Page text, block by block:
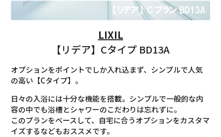
LIXIL
【リデア】Cタイプ BD13A
オプションをポイントでしか入れ込まず、シンプルで人気
の高い【Cタイプ】。
日々の入浴には十分な機能を搭載。シンプルで一般的な内
容の中でも浴槽とシャワーのこだわりは忘れずに。
このプランをベースして、自宅に合うオプションをカスタマ
イズするなどもおススメです。